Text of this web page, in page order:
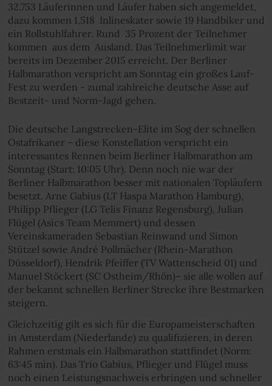
32.753 Läuferinnen und Läufer haben sich angemeldet,
dazu kommen 1.518 Inlineskater sowie 19 Handbiker und
ein Rollstuhlfahrer. Rund 35 Prozent der Teilnehmer
kommen aus dem Ausland. Das Teilnehmerlimit war
bereits im Dezember 2015 erreicht. Der Berliner
Halbmarathon verspricht am Sonntag ein großes Lauf-
Fest zu werden - zumal zahlreiche deutsche Asse auf
Bestzeit- und Norm-Jagd gehen.
Die deutsche Langstrecken-Elite im Sog der schnellen
Ostafrikaner – diese Konstellation verspricht ein
interessantes Rennen beim Berliner Halbmarathon am
Sonntag (Start: 10:05 Uhr). Denn noch nie war der
Berliner Halbmarathon besser mit nationalen Topläufern
besetzt. Arne Gabius (LT Haspa Marathon Hamburg),
Philipp Pflieger (LG Telis Finanz Regensburg), Julian
Flügel (Asics Team Memmert) und dessen
Vereinskameraden Sebastian Reinwand und Simon
Stützel sowie André Pollmächer (Rhein-Marathon
Düsseldorf), Hendrik Pfeiffer (TV Wattenscheid 01) und
Manuel Stöckert (SC Ostheim/Rhön)– sie alle wollen auf
der bekannt schnellen Berliner Strecke ihre Bestmarken
steigern.
Gleichzeitig gilt es sich für die Europameisterschaften
in Amsterdam (Niederlande) zu qualifizieren, in deren
Rahmen erstmals ein Halbmarathon stattfindet (Norm:
63:45 min). Das Trio Gabius, Pflieger und Flügel muss
noch einen Leistungsnachweis erbringen und schneller